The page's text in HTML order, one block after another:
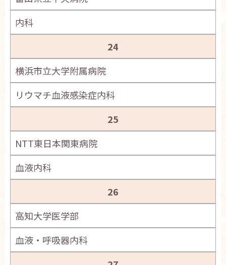
内科
24
横浜市立大学附属病院
リウマチ血液感染症内科
25
NTT東日本関東病院
血液内科
26
高知大学医学部
血液・呼吸器内科